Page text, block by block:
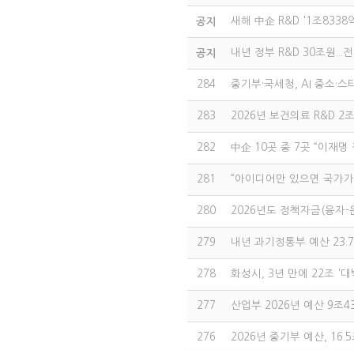
공지 새해 中企 R&D '1조8338
공지 내년 정부 R&D 30조원...
284 중기부·국세청, AI 중소·
283 2026년 보건의료 R&D 2
282 中企 10곳 중 7곳 “이재명
281 “아이디어만 있으면 국가
280 2026년도 정책자금(융자-
279 내년 과기정통부 예산
278 화성시, 3년 만에 22조 '
277 산업부 2026년 예산 9조
276 2026년 중기부 예산,